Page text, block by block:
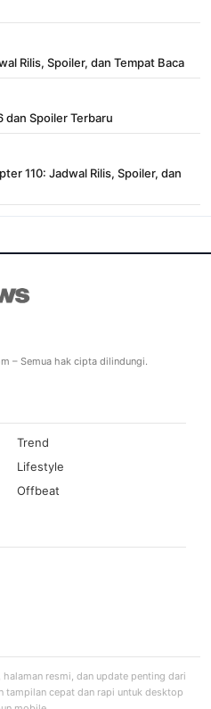
Rilis, Spoiler, dan Tempat Baca
dan Spoiler Terbaru
110: Jadwal Rilis, Spoiler, dan
– Semua hak cipta dilindungi.
Trend
Lifestyle
Offbeat
resmi, dan update penting dari
tampilan cepat dan rapi untuk desktop